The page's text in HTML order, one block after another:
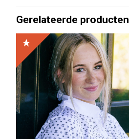
Gerelateerde producten